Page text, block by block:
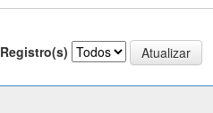
Registro(s)